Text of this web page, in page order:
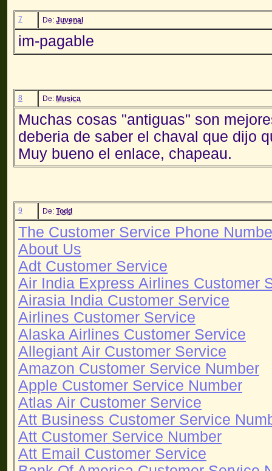
7 De: Juvenal
im-pagable
8 De: Musica
Muchas cosas "antiguas" son
deberia de saber el chaval que dijo
Muy bueno el enlace, chapeau.
9 De: Todd
The Customer Service Phone
About Us
Adt Customer Service
Air India Express Airlines Customer
Airasia India Customer Service
Airlines Customer Service
Alaska Airlines Customer Service
Allegiant Air Customer Service
Amazon Customer Service Number
Apple Customer Service Number
Atlas Air Customer Service
Att Business Customer Service
Att Customer Service Number
Att Email Customer Service